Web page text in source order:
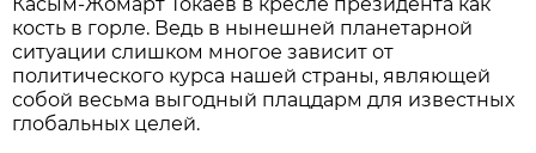
кость в горле. Ведь в нынешней планетарной
ситуации слишком многое зависит от
политического курса нашей страны, являющей
собой весьма выгодный плацдарм для известных
глобальных целей.